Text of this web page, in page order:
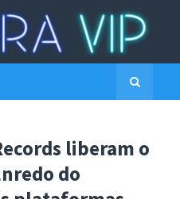
liberam o
do